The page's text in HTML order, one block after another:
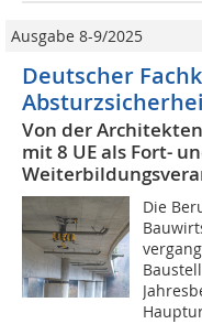
Ausgabe 8-9/2025
Deutscher
Von der
mit 8 UE als Fort-
Die